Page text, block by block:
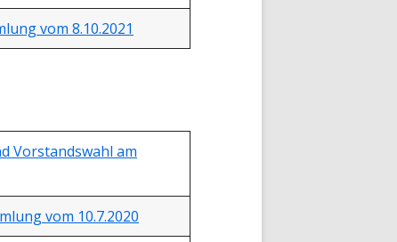
vom 8.10.2021
Vorstandswahl am
vom 10.7.2020